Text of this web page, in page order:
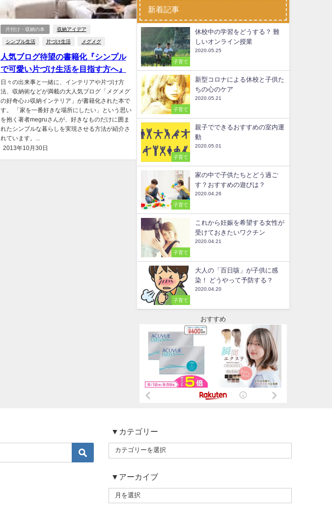
片付け・収納の本 収納アイデア
シンプル生活 片づけ生活 メグメグ
人気ブログ待望の書籍化『シンプル
で可愛い片づけ生活を目指す方へ』
日々の出来事と一緒に、インテリアや片づけ方
法、収納術などが満載の大人気ブログ「メグメグ
の好奇心♪♪収納インテリア」が書籍化された本で
す。 「家を一番好きな場所にしたい」という思い
を抱く著者megruさんが、好きなものだけに囲ま
れたシンプルな暮らしを実現させる方法が紹介さ
れています。...
2013年10月30日
新着記事
子育て
休校中の学習をどうする？ 難
しいオンライン授業
2020.05.25
子育て
新型コロナによる休校と子供た
ちの心のケア
2020.05.21
子育て
親子でできるおすすめの室内運
動
2020.05.01
子育て
家の中で子供たちとどう過ご
す？おすすめの遊びは？
2020.04.26
子育て
これから妊娠を希望する女性が
受けておきたいワクチン
2020.04.21
子育て
大人の「百日咳」が子供に感
染！ どうやって予防する？
2020.04.20
おすすめ
▼カテゴリー
▼アーカイブ